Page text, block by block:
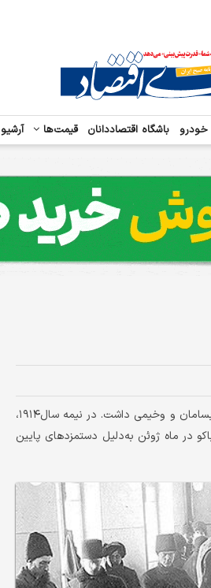
خودرو باشگاه اقتصاددانان قیمت‌ها آرشیو
دنیای‌اقتصاد: اقتصاد روسیه در دوره جنگ جهانی اول - چهارسال مانده به انقلاب اکتبر- وضعیت نابسامان و وخیمی داشت. در نیمه سال۱۹۱۴،
نفتی دورافتاده باکو در ماه ژوئن به‌دلیل دستمزدهای پایین